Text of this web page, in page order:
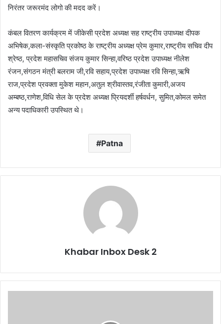
निरंतर जरूरमंद लोगो की मदद करें।
कंबल वितरण कार्यक्रम में जीकेसी प्रदेश अध्यक्ष सह राष्ट्रीय उपाध्यक्ष दीपक
अभिषेक,कला-संस्कृति प्रकोष्ठ के राष्ट्रीय अध्यक्ष प्रेम कुमार,राष्ट्रीय सचिव दीप
श्रेष्ठ, प्रदेश महासचिव संजय कुमार सिन्हा,वरिष्ठ प्रदेश उपाध्यक्ष नीलेश
रंजन,संगठन मंत्री बलराम जी,रवि सहाय,प्रदेश उपाध्यक्ष रवि सिन्हा,ऋषि
राज,प्रदेश प्रवक्ता मुकेश महान,अतुल श्रीवास्तव,रंजीता कुमारी,अजय
अम्बष्ठ,राणेश,विधि सेल के प्रदेश अध्यक्ष प्रियदर्शी हर्षवर्धन, सुमित,कोमल समेत
अन्य पदाधिकारी उपस्थित थे।
Patna
Khabar Inbox Desk 2